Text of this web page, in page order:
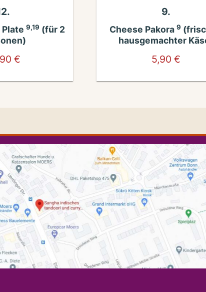
Plate 9,19 (für 2
€
9.
Cheese Pakora9
hausgemachter
5,90€